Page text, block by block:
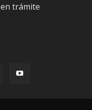
trámite